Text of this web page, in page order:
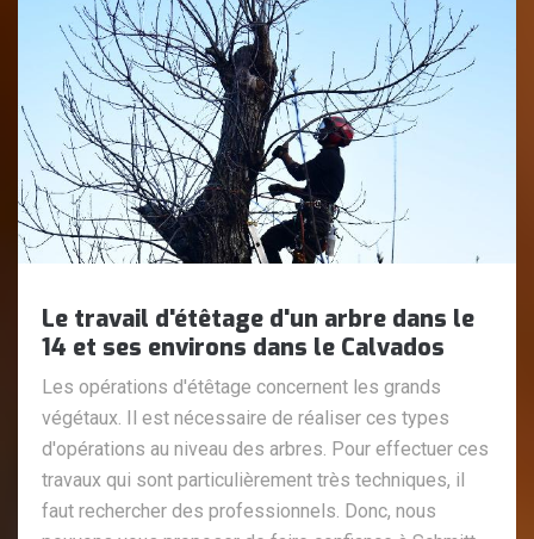
Le travail d'étêtage d'un arbre dans le
14 et ses environs dans le Calvados
Les opérations d'étêtage concernent les grands
végétaux. Il est nécessaire de réaliser ces types
d'opérations au niveau des arbres. Pour effectuer ces
travaux qui sont particulièrement très techniques, il
faut rechercher des professionnels. Donc, nous